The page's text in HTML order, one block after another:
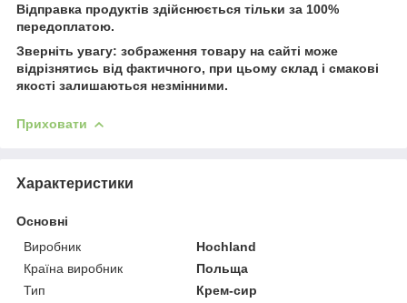
Відправка продуктів здійснюється тільки за 100%
передоплатою.
Зверніть увагу: зображення товару на сайті може
відрізнятись від фактичного, при цьому склад і смакові
якості залишаються незмінними.
Приховати
Характеристики
Основні
Виробник
Hochland
Країна виробник
Польща
Тип
Крем-сир